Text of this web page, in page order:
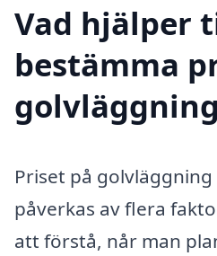
Vad hjälper
bestämma
Priset på golvläggning
påverkas av flera
att förstå, når man